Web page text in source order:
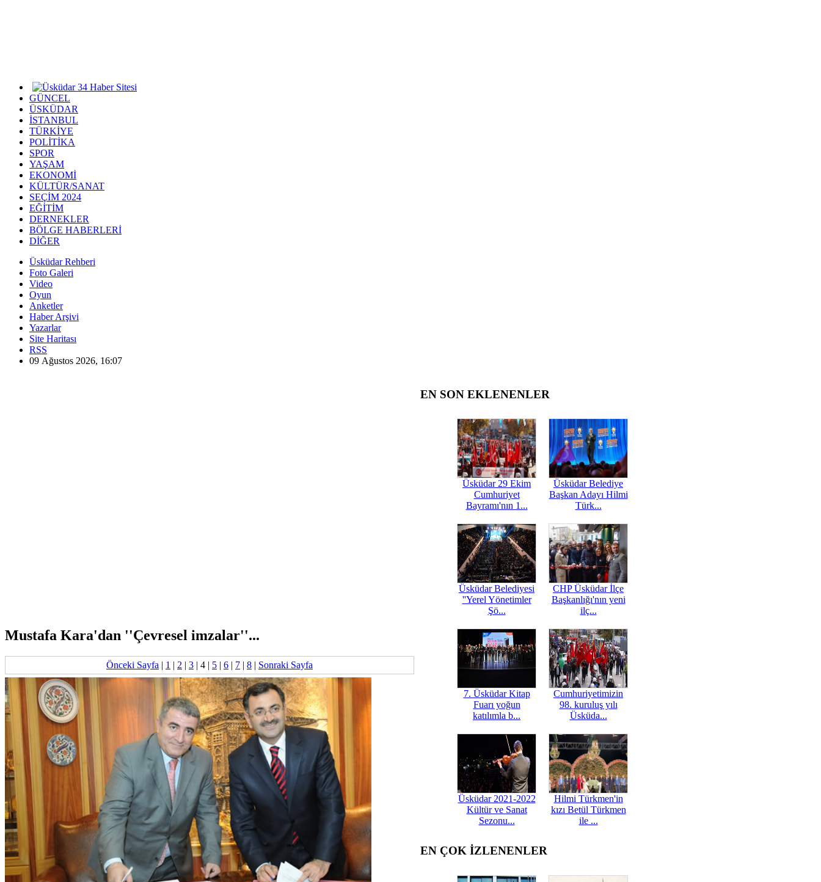
GÜNCEL
ÜSKÜDAR
İSTANBUL
TÜRKİYE
POLİTİKA
SPOR
YAŞAM
EKONOMİ
KÜLTÜR/SANAT
SEÇİM 2024
EĞİTİM
DERNEKLER
BÖLGE HABERLERİ
DİĞER
Üsküdar Rehberi
Foto Galeri
Video
Oyun
Anketler
Haber Arşivi
Yazarlar
Site Haritası
RSS
09 Ağustos 2026, 16:07
Mustafa Kara'dan ''Çevresel imzalar''...
Önceki Sayfa | 1 | 2 | 3 | 4 | 5 | 6 | 7 | 8 | Sonraki Sayfa
EN SON EKLENENLER
Üsküdar 29 Ekim
Cumhuriyet
Bayramı'nın 1...
Üsküdar Belediye
Başkan Adayı Hilmi
Türk...
Üsküdar Belediyesi
''Yerel Yönetimler
Şö...
CHP Üsküdar İlçe
Başkanlığı'nın yeni
ilç...
7. Üsküdar Kitap
Fuarı yoğun
katılımla b...
Cumhuriyetimizin
98. kuruluş yılı
Üsküda...
Üsküdar 2021-2022
Kültür ve Sanat
Sezonu...
Hilmi Türkmen'in
kızı Betül Türkmen
ile ...
EN ÇOK İZLENENLER